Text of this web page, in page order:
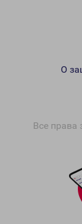
Все
О